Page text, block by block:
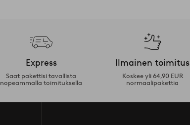
Express
Saat pakettisi tavallista
nopeammalla toimituksella
Ilmainen toimitus
Koskee yli 64,90 EUR
normaalipakettia